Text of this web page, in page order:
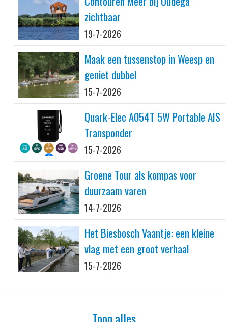
zichtbaar
19-7-2026
Maak een tussenstop in Weesp en
geniet dubbel
15-7-2026
Quark-Elec A054T 5W Portable AIS
Transponder
15-7-2026
Groene Tour als kompas voor
duurzaam varen
14-7-2026
Het Biesbosch Vaantje: een kleine
vlag met een groot verhaal
15-7-2026